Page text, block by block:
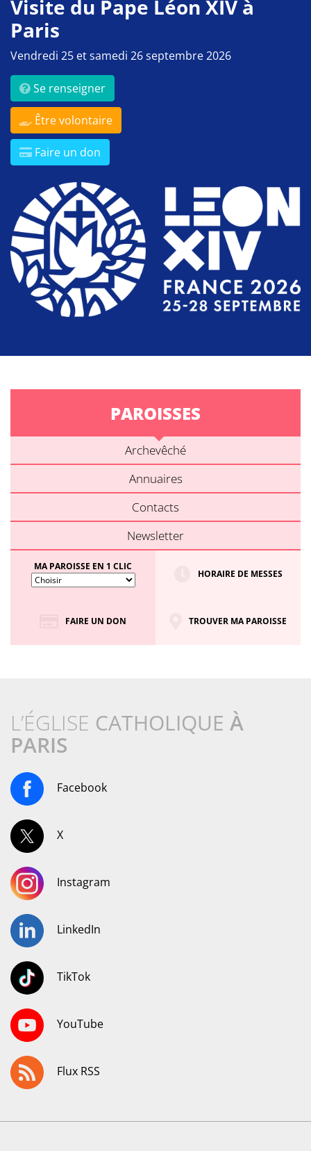
Visite du Pape Léon XIV à
Paris
Vendredi 25 et samedi 26 septembre 2026
Se renseigner
Être volontaire
Faire un don
PAROISSES
Archevêché
Annuaires
Contacts
Newsletter
MA PAROISSE EN 1 CLIC
HORAIRE DE MESSES
FAIRE UN DON TROUVER MA PAROISSE
L’ÉGLISE CATHOLIQUE À
PARIS
Facebook
X
Instagram
LinkedIn
TikTok
YouTube
Flux RSS